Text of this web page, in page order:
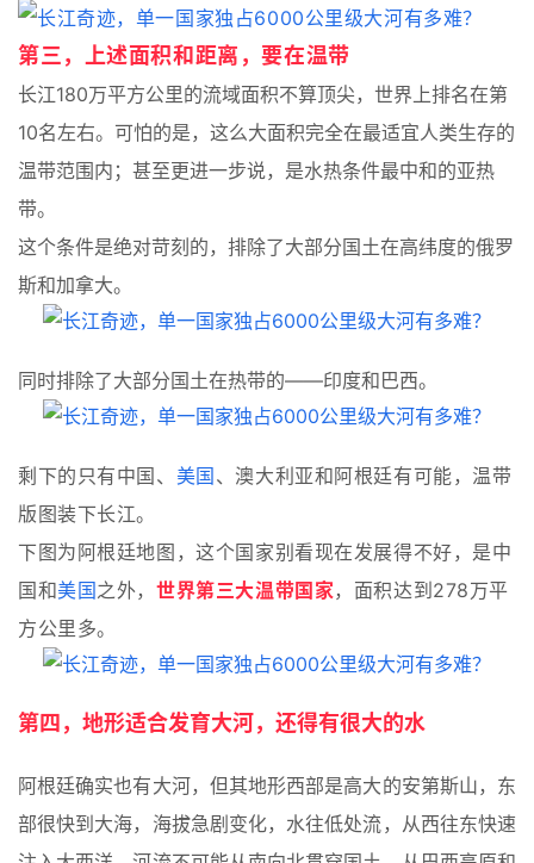
第三，上述面积和距离，要在温带
长江180万平方公里的流域面积不算顶尖，世界上排名在第
10名左右。可怕的是，这么大面积完全在最适宜人类生存的
温带范围内；甚至更进一步说，是水热条件最中和的亚热
带。
这个条件是绝对苛刻的，排除了大部分国土在高纬度的俄罗
斯和加拿大。
同时排除了大部分国土在热带的——印度和巴西。
剩下的只有中国、 美国 、澳大利亚和阿根廷有可能，温带
版图装下长江。
下图为阿根廷地图，这个国家别看现在发展得不好，是中
国和美国之外，世界第三大温带国家，面积达到278万平
方公里多。
第四，地形适合发育大河，还得有很大的水
阿根廷确实也有大河，但其地形西部是高大的安第斯山，东
部很快到大海，海拔急剧变化，水往低处流，从西往东快速